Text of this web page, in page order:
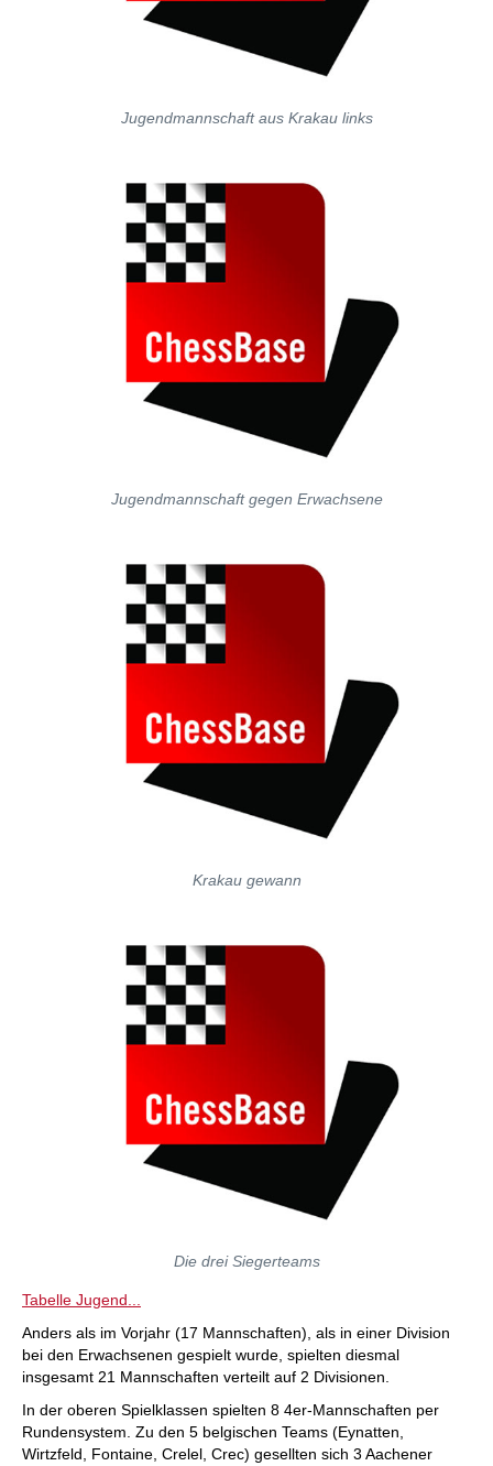
Jugendmannschaft aus Krakau links
Jugendmannschaft gegen Erwachsene
Krakau gewann
Die drei Siegerteams
Tabelle Jugend...
Anders als im Vorjahr (17 Mannschaften), als in einer Division
bei den Erwachsenen gespielt wurde, spielten diesmal
insgesamt 21 Mannschaften verteilt auf 2 Divisionen.
In der oberen Spielklassen spielten 8 4er-Mannschaften per
Rundensystem. Zu den 5 belgischen Teams (Eynatten,
Wirtzfeld, Fontaine, Crelel, Crec) gesellten sich 3 Aachener